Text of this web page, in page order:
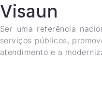
Visaun
Ser uma referência
serviços públicos,
atendimento e a